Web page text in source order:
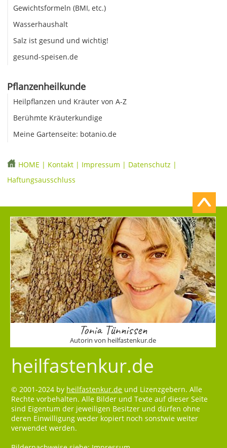
Gewichtsformeln (BMI, etc.)
Wasserhaushalt
Salz ist gesund und wichtig!
gesund-speisen.de
Pflanzenheilkunde
Heilpflanzen und Kräuter von A-Z
Berühmte Kräuterkundige
Meine Gartenseite: botanio.de
HOME | Kontakt | Impressum | Datenschutz |
Haftungsausschluss
Tonia Tünnissen
Autorin von heilfastenkur.de
heilfastenkur.de
© 2001-2024 by heilfastenkur.de und Lizenzgebern. Alle
Rechte vorbehalten. Alle Bilder und Texte auf dieser Seite
sind Eigentum der jeweiligen Besitzer und dürfen ohne
deren Einwilligung weder kopiert noch sonstwie weiter
verwendet werden.